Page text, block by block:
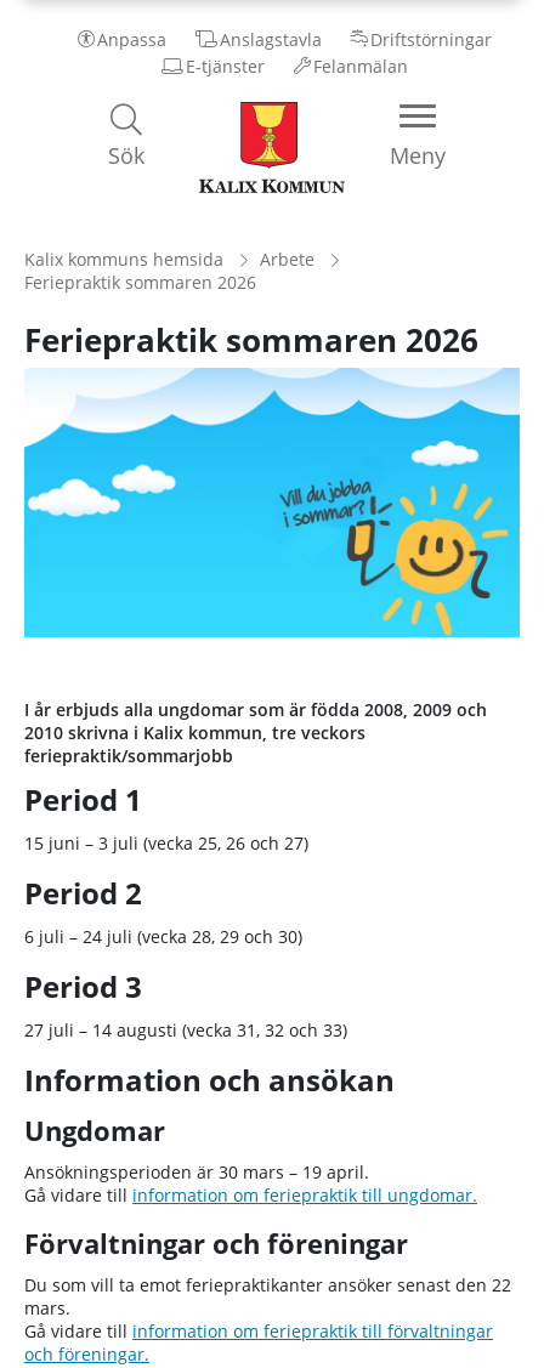
Anpassa Anslagstavla
Driftstörningar
E-tjänster
Felanmälan
Kalix
Kommun
Meny
Sök
Kalix kommuns hemsida
Arbete
Feriepraktik sommaren 2026
Feriepraktik sommaren 2026
I år erbjuds alla ungdomar som är födda 2008, 2009 och
2010 skrivna i Kalix kommun, tre veckors
feriepraktik/sommarjobb
Period 1
15 juni – 3 juli (vecka 25, 26 och 27)
Period 2
6 juli – 24 juli (vecka 28, 29 och 30)
Period 3
27 juli – 14 augusti (vecka 31, 32 och 33)
Information och ansökan
Ungdomar
Ansökningsperioden är 30 mars – 19 april.
Gå vidare till information om feriepraktik till ungdomar.
Förvaltningar och föreningar
Du som vill ta emot feriepraktikanter ansöker senast den 22
mars.
Gå vidare till information om feriepraktik till förvaltningar
och föreningar.